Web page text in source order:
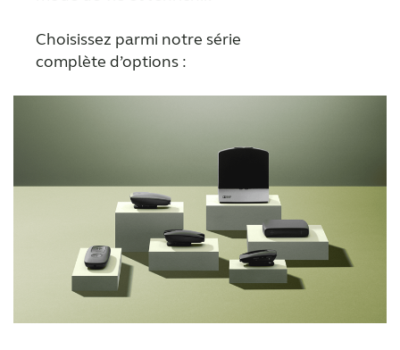
MONDE PROFESSIONNEL
Česká republika
China Danmark
Deutschland España
France India
Choisissez parmi notre série
complète d’options :